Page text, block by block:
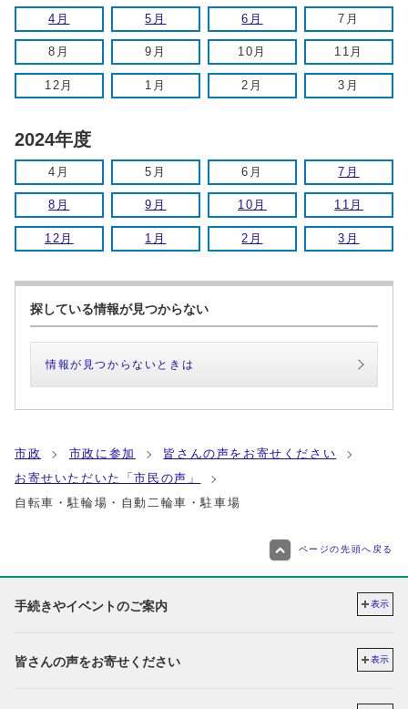
4月 5月 6月 7月
8月 9月 10月 11月
12月 1月 2月 3月
2024年度
4月 5月 6月 7月
8月 9月 10月 11月
12月 1月 2月 3月
探している情報が見つからない
情報が見つからないときは
市政 市政に参加
皆さんの声をお寄せください
お寄せいただいた「市民の声」
自転車・駐輪場・自動二輪車・駐車場
ページの先頭へ戻る
手続きやイベントのご案内 表示
皆さんの声をお寄せください 表示